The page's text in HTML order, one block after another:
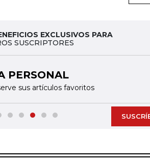
EXCLUSIVOS PARA
SUSCRIPTORES
PERSONAL
sus artículos favoritos